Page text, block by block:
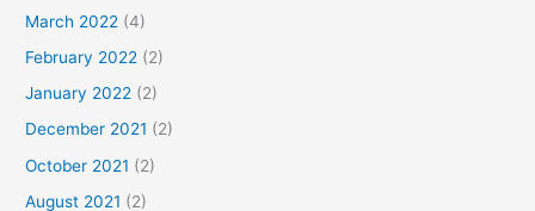
March 2022 (4)
February 2022 (2)
January 2022 (2)
December 2021 (2)
October 2021 (2)
August 2021 (2)